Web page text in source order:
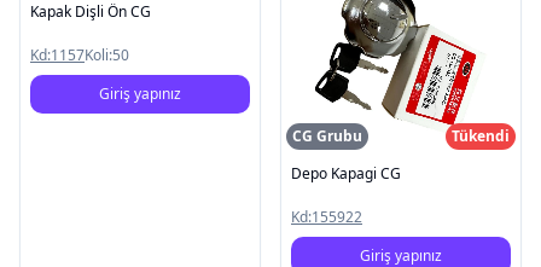
Kapak Dişli Ön CG
Kd:1157Koli:50
Giriş yapınız
CG Grubu
Tükendi
Depo Kapagi CG
Kd:155922
Giriş yapınız